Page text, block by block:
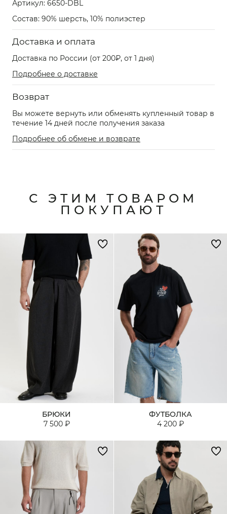
Артикул: 6650-DBL
Состав: 90% шерсть, 10% полиэстер
Доставка и оплата
Доставка по России (от 200₽, от 1 дня)
Подробнее о доставке
Возврат
Вы можете вернуть или обменять купленный товар в
течение 14 дней после получения заказа
Подробнее об обмене и возврате
С ЭТИМ ТОВАРОМ
ПОКУПАЮТ
БРЮКИ
7 500 ₽
ФУТБОЛКА
4 200 ₽